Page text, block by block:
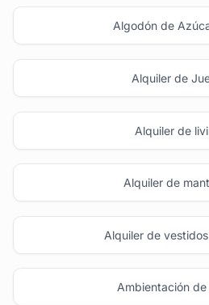
Algodón de
Alquiler de
Alquiler de
Alquiler de
Alquiler de
Ambientación